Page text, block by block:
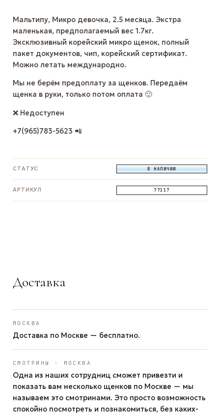
Мальтипу, Микро девочка, 2.5 месяца. Экстра
маленькая, предполагаемый вес 1.7кг.
Эксклюзивный корейский микро щенок, полный
пакет документов, чип, корейский сертификат.
Можно летать международно.
Мы не берём предоплату за щенков. Передаём
щенка в руки, только потом оплата 🙂
❌ Недоступен
+7(965)783-5623 📲
СТАТУС В НАЛИЧИИ
АРТИКУЛ 77117
Доставка
МОСКВА
Доставка по Москве — бесплатно.
СМОТРИНЫ · МОСКВА
Одна из наших сотрудниц сможет привезти и
показать вам несколько щенков по Москве — мы
называем это смотринами. Это просто возможность
спокойно посмотреть и познакомиться, без каких-